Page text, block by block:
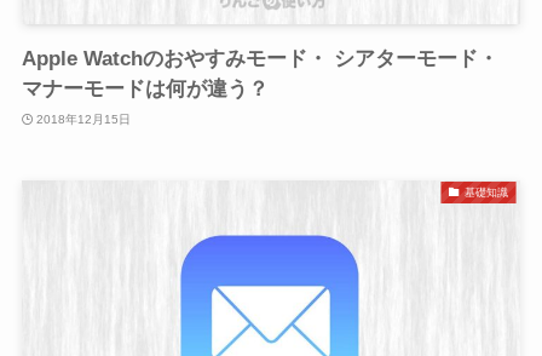
Apple Watchのおやすみモード・ シアターモード・
マナーモードは何が違う？
2018年12月15日
基礎知識